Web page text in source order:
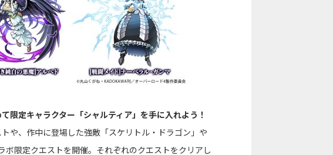
限定キャラクター「シャルティア」を手に入れよう！
や、作中に登場した強敵「スケリトル・ドラゴン」や
ボ限定クエストを開催。それぞれのクエストをクリアし